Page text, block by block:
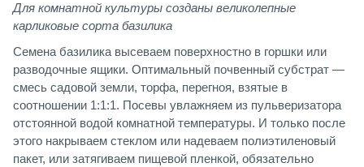
Для комнатной культуры созданы великолепные
карликовые сорта базилика
Семена базилика высеваем поверхностно в горшки или
разводочные ящики. Оптимальный почвенный субстрат —
смесь садовой земли, торфа, перегноя, взятые в
соотношении 1:1:1. Посевы увлажняем из пульверизатора
отстоянной водой комнатной температуры. И только после
этого накрываем стеклом или надеваем полиэтиленовый
пакет, или затягиваем пищевой пленкой, обязательно